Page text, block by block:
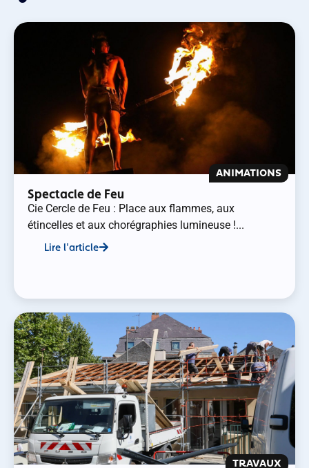
ANIMATIONS
Spectacle de Feu
Cie Cercle de Feu : Place aux flammes, aux
étincelles et aux chorégraphies lumineuse !...
Lire l'article
TRAVAUX